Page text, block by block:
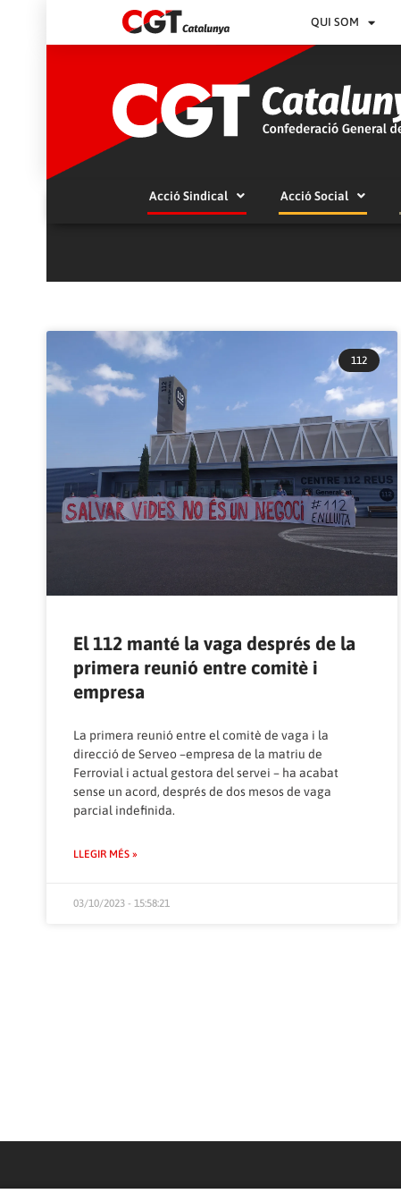
QUI SOM
Acció Sindical Acció Social
112
El 112 manté la vaga després de la
primera reunió entre comitè i
empresa
La primera reunió entre el comitè de vaga i la
direcció de Serveo –empresa de la matriu de
Ferrovial i actual gestora del servei – ha acabat
sense un acord, després de dos mesos de vaga
parcial indefinida.
LLEGIR MÉS »
03/10/2023 - 15:58:21